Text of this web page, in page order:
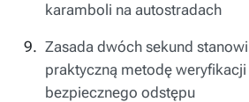
karamboli na autostradach
Zasada dwóch sekund stanowi
praktyczną metodę weryfikacji
bezpiecznego odstępu